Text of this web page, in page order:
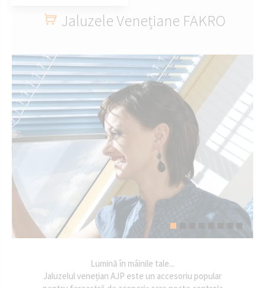
Jaluzele Venețiane FAKRO
Lumină în mâinile tale...
Jaluzelul venețian AJP este un accesoriu popular